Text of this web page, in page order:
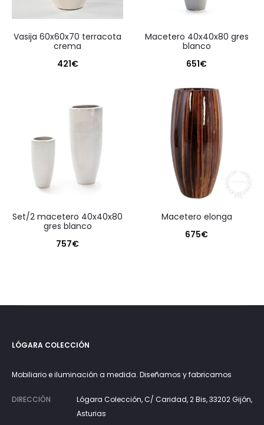
vasija 60x60x70 terracota
crema
421€
macetero 40x40x80 gres
blanco
651€
set/2 macetero 40x40x80
gres blanco
757€
macetero elonga
675€
LÓGARA COLECCIÓN
Mobiliario e iluminación a medida. Diseñamos y fabricamos
DIRECCIÓN
Lógara Colección, C/ Caridad, 2 Bis, 33202 Gijón,
Asturias